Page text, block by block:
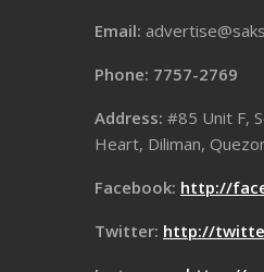
Email:
Phone: 7757-2769
Address: #85 Unit F,
Heart, Diliman,
Facebook: http://
Twitter: http://